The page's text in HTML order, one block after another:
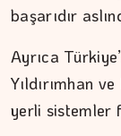
başarıdır
Ayrıca
Yıldırımhan
yerli sistemler